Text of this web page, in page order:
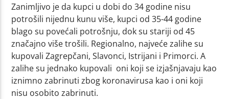
Zanimljivo je da kupci u dobi do 34 godine nisu
potrošili nijednu kunu više, kupci od 35-44 godine
blago su povećali potrošnju, dok su stariji od 45
značajno više trošili. Regionalno, najveće zalihe su
kupovali Zagrepčani, Slavonci, Istrijani i Primorci. A
zalihe su jednako kupovali oni koji se izjašnjavaju kao
iznimno zabrinuti zbog koronavirusa kao i oni koji
nisu osobito zabrinuti.